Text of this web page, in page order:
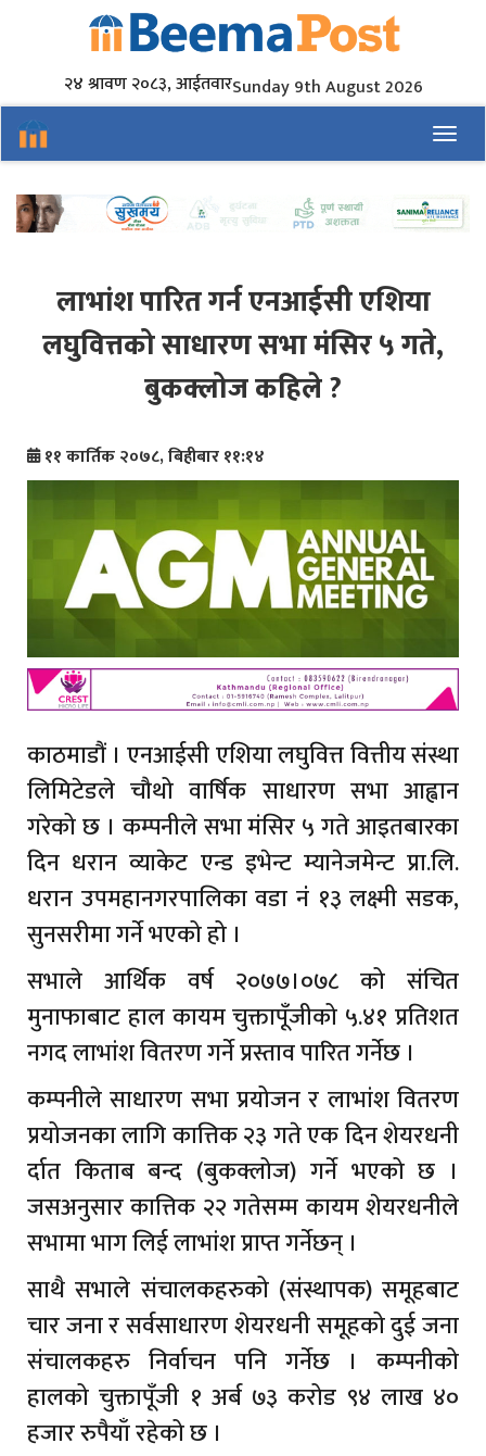
२४ श्रावण २०८३, आईतवारSunday 9th August 2026
लाभांश पारित गर्न एनआईसी एशिया
लघुवित्तको साधारण सभा मंसिर ५ गते,
बुकक्लोज कहिले ?
११ कार्तिक २०७८, बिहीबार ११:१४
काठमाडौं । एनआईसी एशिया लघुवित्त वित्तीय संस्था
लिमिटेडले चौथो वार्षिक साधारण सभा आह्वान
गरेको छ । कम्पनीले सभा मंसिर ५ गते आइतबारका
दिन धरान व्याकेट एन्ड इभेन्ट म्यानेजमेन्ट प्रा.लि.
धरान उपमहानगरपालिका वडा नंं १३ लक्ष्मी सडक,
सुनसरीमा गर्ने भएको हो ।
सभाले आर्थिक वर्ष २०७७।०७८ को संचित
मुनाफाबाट हाल कायम चुक्तापूँजीको ५.४१ प्रतिशत
नगद लाभांश वितरण गर्ने प्रस्ताव पारित गर्नेछ ।
कम्पनीले साधारण सभा प्रयोजन र लाभांश वितरण
प्रयोजनका लागि कात्तिक २३ गते एक दिन शेयरधनी
र्दात किताब बन्द (बुकक्लोज) गर्ने भएको छ ।
जसअनुसार कात्तिक २२ गतेसम्म कायम शेयरधनीले
सभामा भाग लिई लाभांश प्राप्त गर्नेछन् ।
साथै सभाले संचालकहरुको (संस्थापक) समूहबाट
चार जना र सर्वसाधारण शेयरधनी समूहको दुई जना
संचालकहरु निर्वाचन पनि गर्नेछ । कम्पनीको
हालको चुक्तापूँजी १ अर्ब ७३ करोड ९४ लाख ४०
हजार रुपैयाँ रहेको छ ।